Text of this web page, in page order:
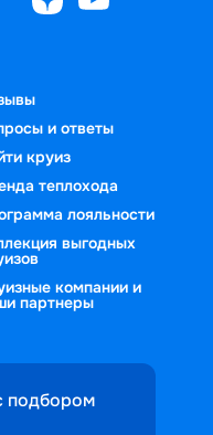
и ответы
круиз
теплохода
лояльности
выгодных
компании и
партнеры
подбором